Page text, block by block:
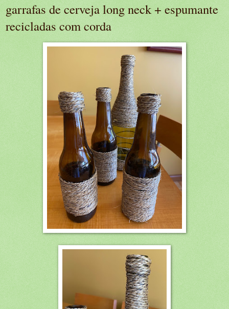
garrafas de cerveja long neck + espumante
recicladas com corda